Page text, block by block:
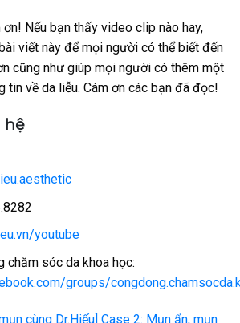
Nếu bạn thấy video clip nào hay,
viết này để mọi người có thể biết đến
cũng như giúp mọi người có thêm một
tin về da liễu. Cám ơn các bạn đã đọc!
hệ
youtube
chăm sóc da khoa học:
groups/
cùng Dr.Hiếu] Case 2: Mụn ẩn, mụn